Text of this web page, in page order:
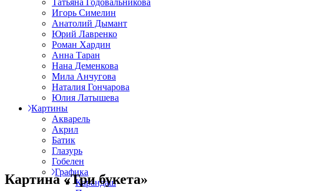
Татьяна Годовальникова
Игорь Симелин
Анатолий Дымант
Юрий Лавренко
Роман Хардин
Анна Таран
Нана Деменкова
Мила Анчугова
Наталия Гончарова
Юлия Латышева
Картины
Акварель
Акрил
Батик
Глазурь
Гобелен
Графика
Карандаш
Картина «Три букета»